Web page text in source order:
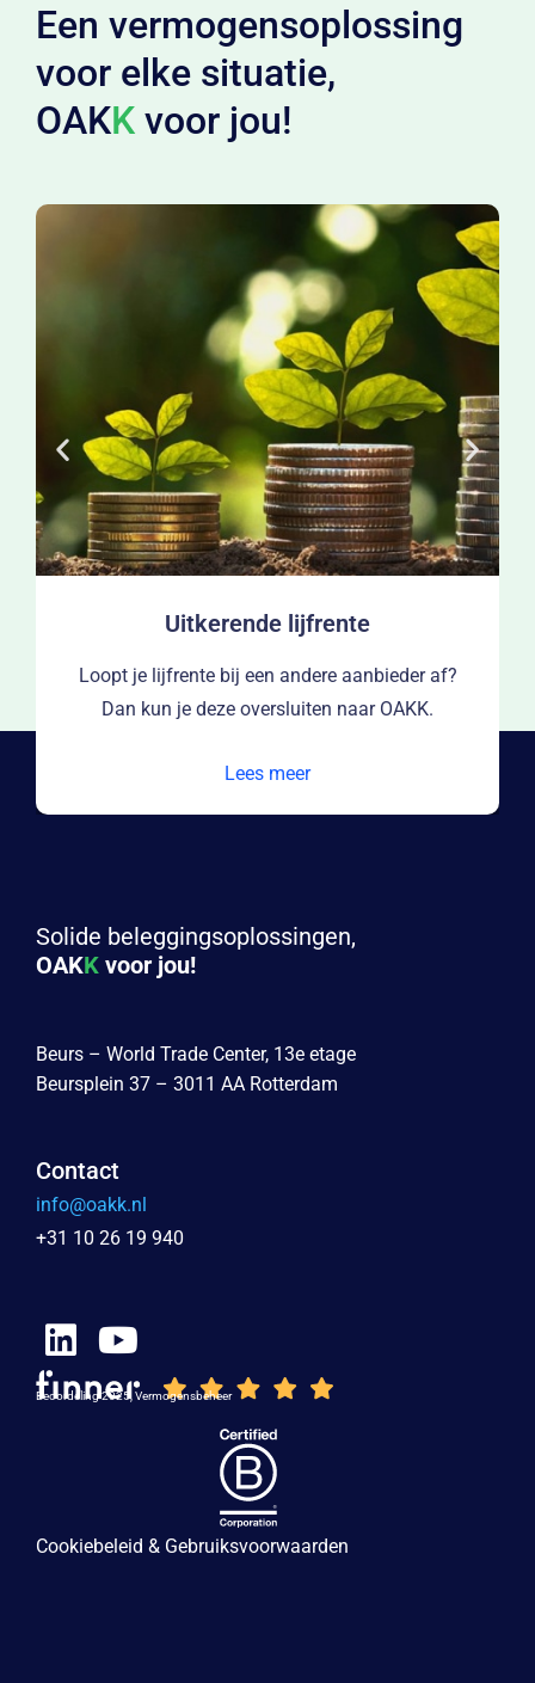
Een vermogensoplossing
voor elke situatie,
OAKK voor jou!
Uitkerende lijfrente
Loopt je lijfrente bij een andere aanbieder af?
Dan kun je deze oversluiten naar OAKK.
Lees meer
Solide beleggingsoplossingen,
OAKK voor jou!
Beurs – World Trade Center, 13e etage
Beursplein 37 – 3011 AA Rotterdam
Contact
info@oakk.nl
+31 10 26 19 940
Beoordeling 2025, Vermogensbeheer
Cookiebeleid & Gebruiksvoorwaarden